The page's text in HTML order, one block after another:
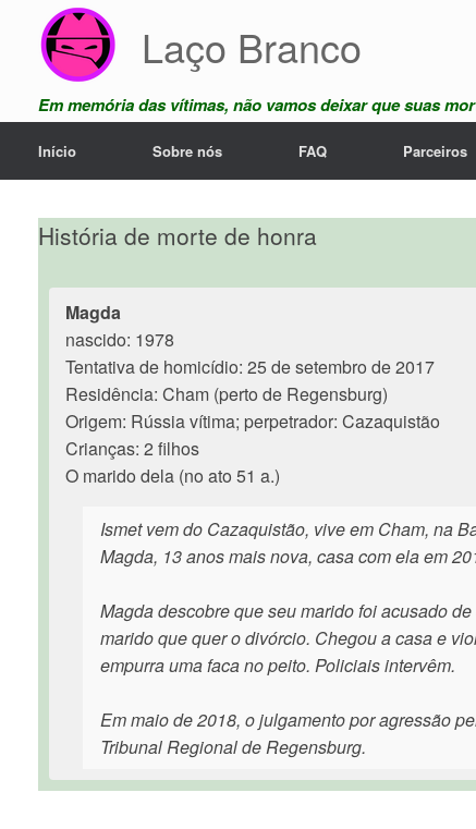
content
Laço Branco
Em memória das vítimas, não vamos deixar que suas
Início Sobre nós FAQ Parceiros
História de morte de honra
Magda
nascido: 1978
Tentativa de homicídio: 25 de setembro de 2017
Residência: Cham (perto de Regensburg)
Origem: Rússia vítima; perpetrador: Cazaquistão
Crianças: 2 filhos
O marido dela (no ato 51 a.)
Ismet vem do Cazaquistão, vive em Cham, na
Magda, 13 anos mais nova, casa com ela em
Magda descobre que seu marido foi acusado
marido que quer o divórcio. Chegou a casa e
empurra uma faca no peito. Policiais intervêm.
Em maio de 2018, o julgamento por agressão
Tribunal Regional de Regensburg.